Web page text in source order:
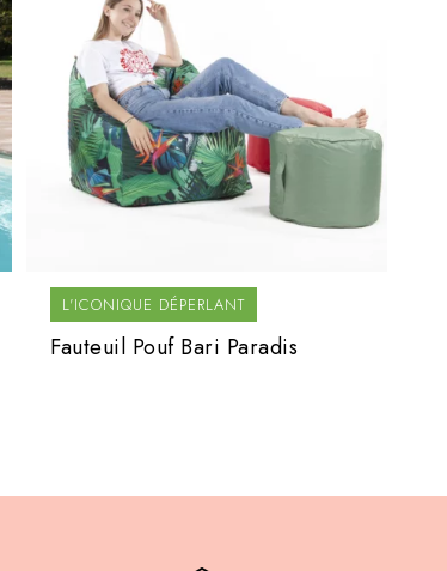
L'ICONIQUE DÉPERLANT
Fauteuil Pouf Bari Paradis